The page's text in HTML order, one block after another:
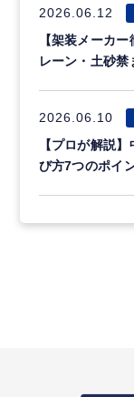
2026.06.12
【架装メーカ
レーン・土砂
2026.06.10
【プロが解説
び方7つのポイ